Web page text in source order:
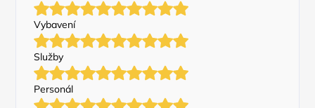
Vybavení
Služby
Personál